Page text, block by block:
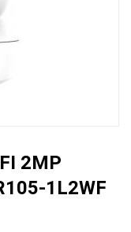
2MP
1L2WF